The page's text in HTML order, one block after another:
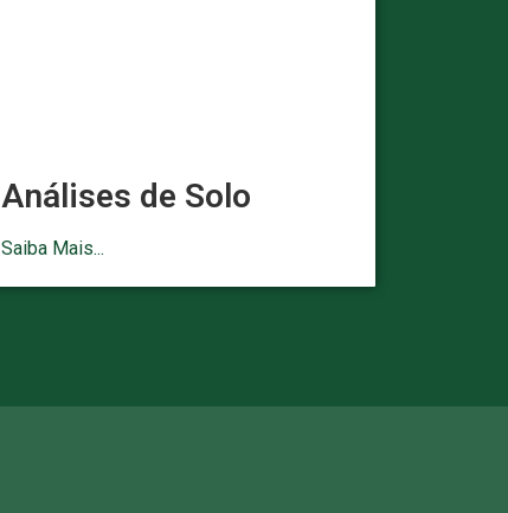
Análises de Solo
Saiba Mais...